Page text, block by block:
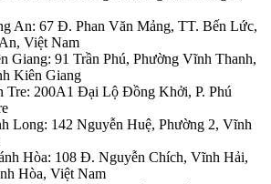
An: 67 Đ. Phan Văn Mảng, TT. Bến Lức,
Việt Nam
Giang: 91 Trần Phú, Phường Vĩnh Thanh,
Kiên Giang
Tre: 200A1 Đại Lộ Đồng Khởi, P. Phú
Long: 142 Nguyễn Huệ, Phường 2, Vĩnh
Hòa: 108 Đ. Nguyễn Chích, Vĩnh Hải,
Hòa, Việt Nam